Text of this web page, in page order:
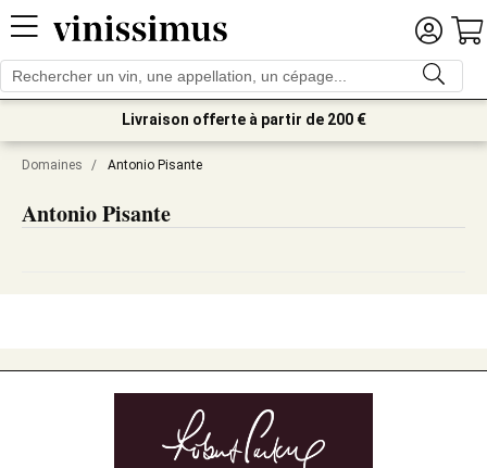
Livraison offerte à partir de 200 €
Domaines / Antonio Pisante
Antonio Pisante